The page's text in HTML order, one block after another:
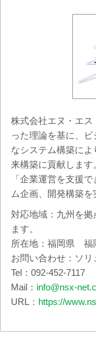
株式会社エヌ・エ
った理論を基に、
なシステム構築に
来構築に貢献します
「企業運営を支援
ム企画、開発構築を
対応地域：九州を
ます。
所在地：福岡県 福
お問い合わせ：ソ
Tel：092-452-7117
Mail： info@nsx-
URL： https://